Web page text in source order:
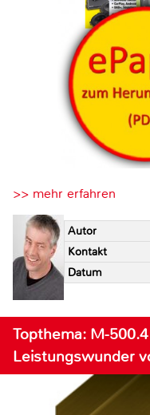
>> mehr erfahren
Autor
Kontakt
Datum
Topthema: M-
Leistungswunder